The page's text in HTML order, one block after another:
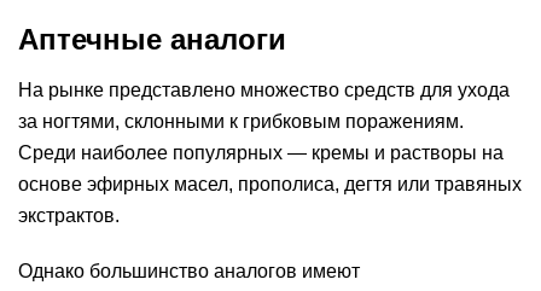
Аптечные аналоги
На рынке представлено множество средств для ухода
за ногтями, склонными к грибковым поражениям.
Среди наиболее популярных — кремы и растворы на
основе эфирных масел, прополиса, дегтя или травяных
экстрактов.
Однако большинство аналогов имеют